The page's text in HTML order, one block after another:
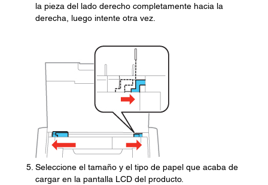
la pieza del lado derecho completamente hacia la
derecha, luego intente otra vez.
Seleccione el tamaño y el tipo de papel que acaba de
cargar en la pantalla LCD del producto.